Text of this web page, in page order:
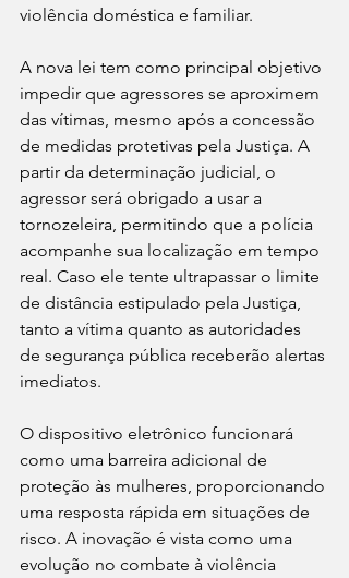
violência doméstica e familiar.
A nova lei tem como principal objetivo
impedir que agressores se aproximem
das vítimas, mesmo após a concessão
de medidas protetivas pela Justiça. A
partir da determinação judicial, o
agressor será obrigado a usar a
tornozeleira, permitindo que a polícia
acompanhe sua localização em tempo
real. Caso ele tente ultrapassar o limite
de distância estipulado pela Justiça,
tanto a vítima quanto as autoridades
de segurança pública receberão alertas
imediatos.
O dispositivo eletrônico funcionará
como uma barreira adicional de
proteção às mulheres, proporcionando
uma resposta rápida em situações de
risco. A inovação é vista como uma
evolução no combate à violência